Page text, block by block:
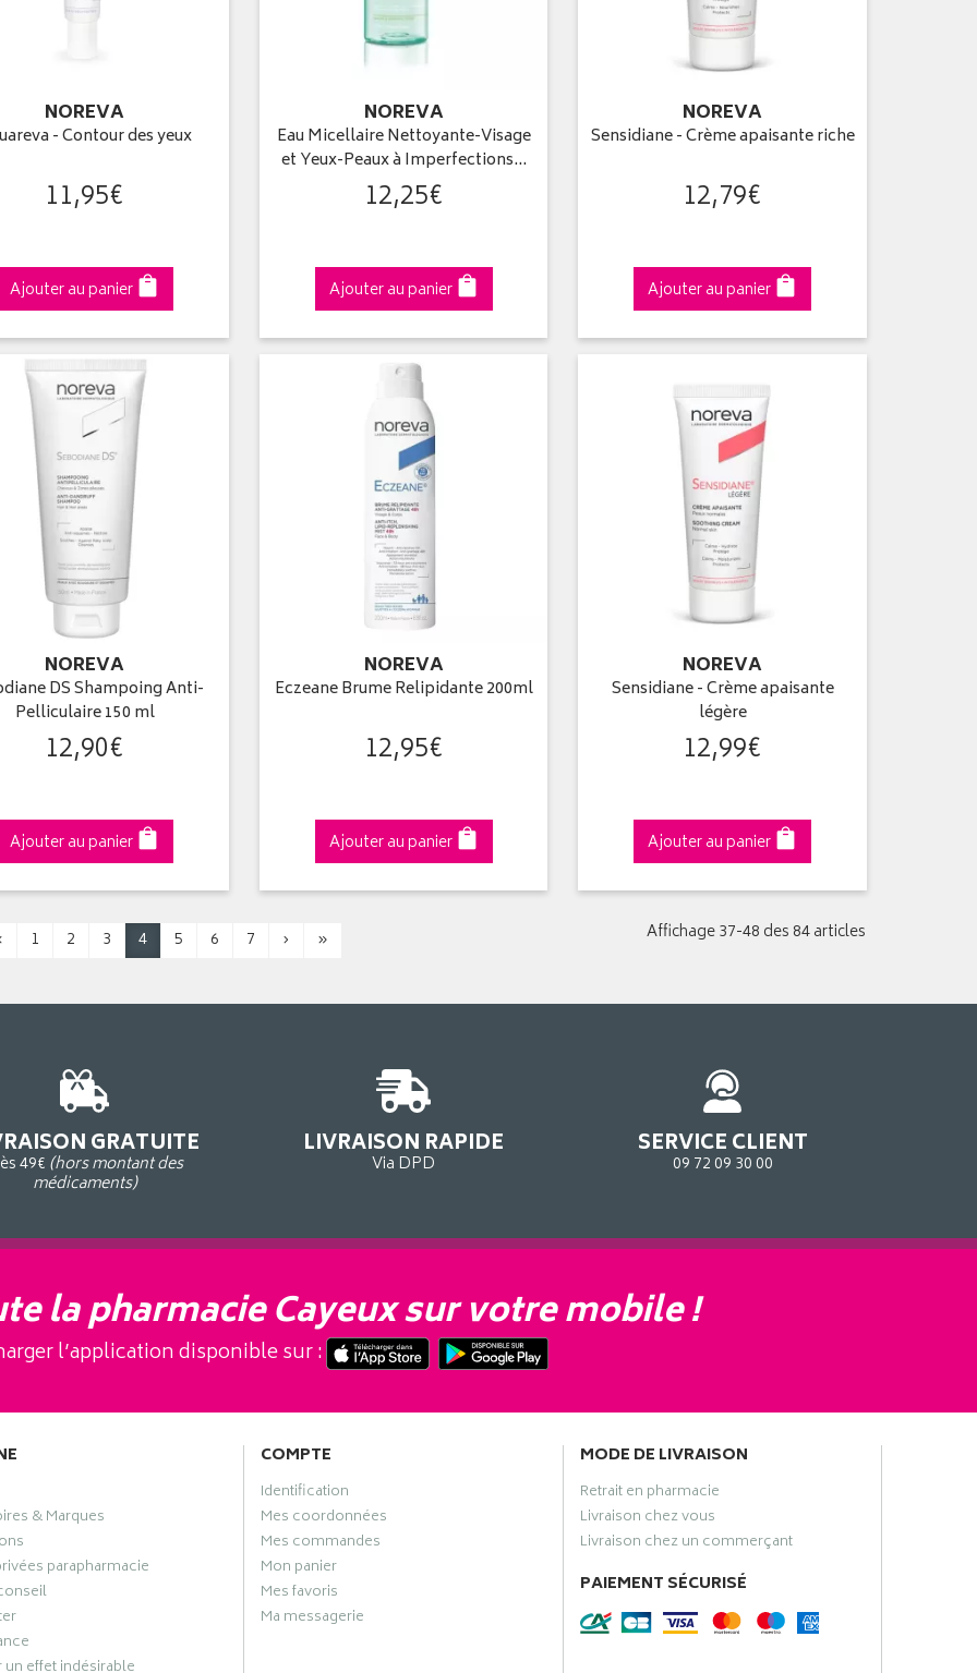
NOREVA
- Contour des yeux
11,95€
Ajouter au panier
NOREVA
Eau Micellaire Nettoyante-Visage
et Yeux-Peaux à Imperfections…
12,25€
Ajouter au panier
NOREVA
Sensidiane - Crème apaisante riche
12,79€
Ajouter au panier
NOREVA
DS Shampoing Anti-
Pelliculaire 150 ml
12,90€
Ajouter au panier
NOREVA
Eczeane Brume Relipidante 200ml
12,95€
Ajouter au panier
NOREVA
Sensidiane - Crème apaisante
légère
12,99€
Ajouter au panier
1 2 3 4 5 6 7 › » Affichage 37-48 des 84 articles
GRATUITE
49€ (hors montant des
médicaments)
LIVRAISON RAPIDE
Via DPD
SERVICE CLIENT
09 72 09 30 00
la pharmacie Cayeux sur votre mobile !
l’application disponible sur :
& Marques
parapharmacie
effet indésirable
COMPTE
Identification
Mes coordonnées
Mes commandes
Mon panier
Mes favoris
Ma messagerie
MODE DE LIVRAISON
Retrait en pharmacie
Livraison chez vous
Livraison chez un commerçant
PAIEMENT SÉCURISÉ